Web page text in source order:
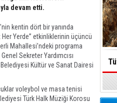
devam etti.
kentin dört bir yanında
Yerde” etkinliklerinin üçüncü
Mahallesi’ndeki programa
Sekreter Yardımcısı
Kültür ve Sanat Dairesi
voleybol ve masa tenisi
Türk Halk Müziği Korosu